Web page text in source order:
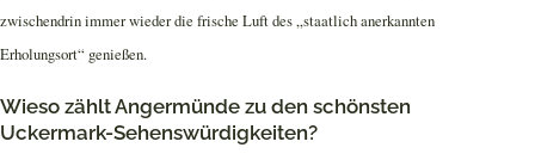
zwischendrin immer wieder die frische Luft des „staatlich anerkannten
Erholungsort“ genießen.
Wieso zählt Angermünde zu den schönsten
Uckermark-Sehenswürdigkeiten?